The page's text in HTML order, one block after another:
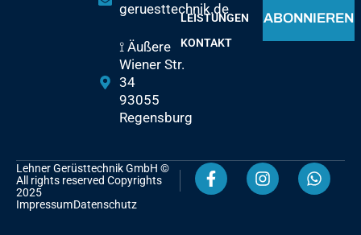
geruesttechnik.de
⟟ Äußere
Wiener Str.
34
93055
Regensburg
LEISTUNGEN
KONTAKT
ABONNIEREN
Lehner Gerüsttechnik GmbH ©
All rights reserved Copyrights
2025
ImpressumDatenschutz